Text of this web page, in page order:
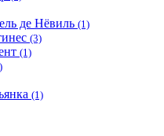
де Нёвиль (1)
(3)
(1)
(1)